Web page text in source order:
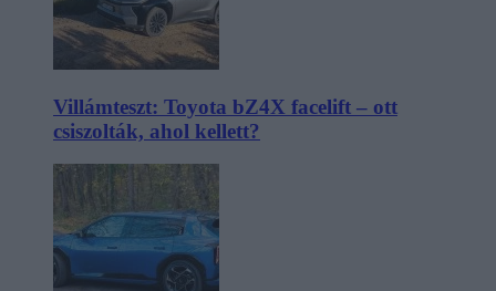
Villámteszt: Toyota bZ4X facelift – ott
csiszolták, ahol kellett?